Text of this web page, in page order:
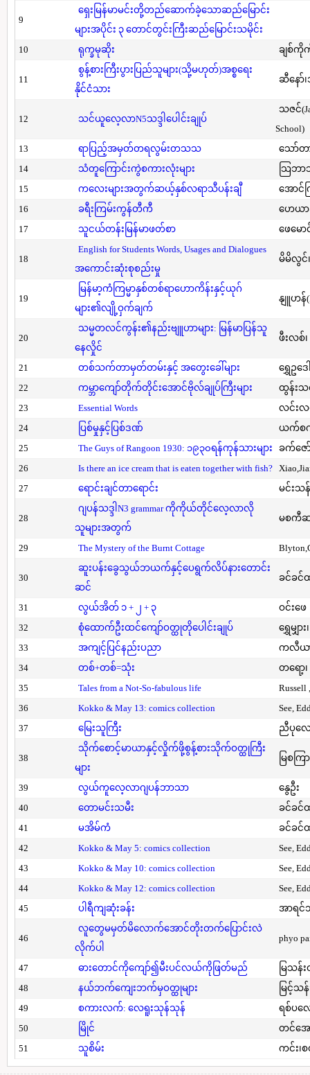
9
ရှေးမြန်မာမင်းတို့တည်ဆောက်ခဲ့သောဆည်မြောင်း
များအပိုင်း ၃ တောင်တွင်းကြီးဆည်မြောင်းသမိုင်း
10
ရုက္ခမုဆိုး ချစ်ကို
11
စွန့်စားကြီးပွားပြည်သူများ(သို့မဟုတ်)အစ္စရေး
နိုင်ငံသား
ဆီနော်၊
12 သင်ယူလေ့လာN5သဒ္ဒါပေါင်းချုပ်
သဇင်
School)
13
ရာပြည့်အမှတ်တရလွမ်းတသသ
သော်တ
14
သံတူကြောင်းကွဲစကားလုံးများ
သြဘာ
15
ကလေးများအတွက်ဆယ့်နှစ်လရာသီပန်းချီ
အောင်
16
ခရီးကြမ်းကွန်တီကီ
ဟေယာ
17
သူငယ်တန်းမြန်မာဖတ်စာ ဖေမော
18
English for Students Words, Usages and Dialogues
အကောင်းဆုံးစုစည်းမှု
မိမိလွင်၊
19
မြန်မာ့ကံကြမ္မာနှစ်တစ်ရာဟောကိန်းနှင့်ယုဂ်
များ၏လျို့ဝှက်ချက်
နျူဟန်
20
သမ္မတလင်ကွန်း၏နည်းဗျူဟာများ: မြန်မာပြန်သူ
နေလှိုင်
ဖီးလစ်
21 တစ်သက်တာမှတ်တမ်းနှင့် အတွေးခေါ်များ
ရွှေဥဒေ
22
ကမ္ဘာကျော်တိုက်တိုင်းအောင်ဗိုလ်ချုပ်ကြီးများ
ထွန်းသ
23
Essential Words
လင်းလ
24
ပြစ်မှုနှင့်ပြစ်ဒဏ်
ယက်စကီ
25
The Guys of Rangoon 1930: ၁၉၃၀ရန်ကုန်သားများ
ခက်ဇေ
26
Is there an ice cream that is eaten together with fish?
27
ရောင်းချင်တာရောင်း မင်းသ
28
ဂျပန်သဒ္ဒါN3 grammar ကိုကိုယ်တိုင်လေ့လာလို
သူများအတွက်
မစကီ
29 The Mystery of the Burnt Cottage
30
ဆူးပန်းခွေသွယ်ဘယက်နှင့်ပေရွက်လိပ်နားတောင်း
ဆင်
ခင်ခင်
31 လွယ်အိတ် ၁ + ၂ + ၃
ဝင်းဖေ
32
စုံထောက်ဦးထင်ကျော်ဝတ္ထုတိုပေါင်းချုပ်
ရွှေမျှား
33
အကျင့်ပြင်နည်းပညာ
ကလီယာ
34
တစ်+တစ်=သုံး
တရော့၊
35
Tales from a Not-So-fabulous life
Russell
36
Kokko & May 13: comics collection
See,
37
မြေးသူကြီး ညီပုလေ
38
သိုက်စောင့်မာယာနှင့်လှိုက်ဖို့စွန့်စားသိုက်ဝတ္ထုကြီး
များ
မြစကြာ
39 လွယ်ကူလေ့လာဂျပန်ဘာသာ
နွေဦး
40
တောမင်းသမီး
ခင်ခင်
41
မအိမ်ကံ
ခင်ခင်
42
Kokko & May 5: comics collection
See,
43
Kokko & May 10: comics collection
See,
44
Kokko & May 12: comics collection
See,
45
ပါရီကျဆုံးခန်း အာရင်
46
လူတွေမမှတ်မိလောက်အောင်တိုးတက်ပြောင်းလဲ
လိုက်ပါ
phyo
47 ဓားတောင်ကိုကျော်၍မီးပင်လယ်ကိုဖြတ်မည်
မြသန်
48
နယ်ဘက်ကျေးဘက်မှဝတ္ထုများ
မြင့်သန်
49
စကားလက်: လေရူးသုန်သုန်
ရစ်ပလ
50
မြိုင်
တင်အေ
51
သူစိမ်း ကင်း၊